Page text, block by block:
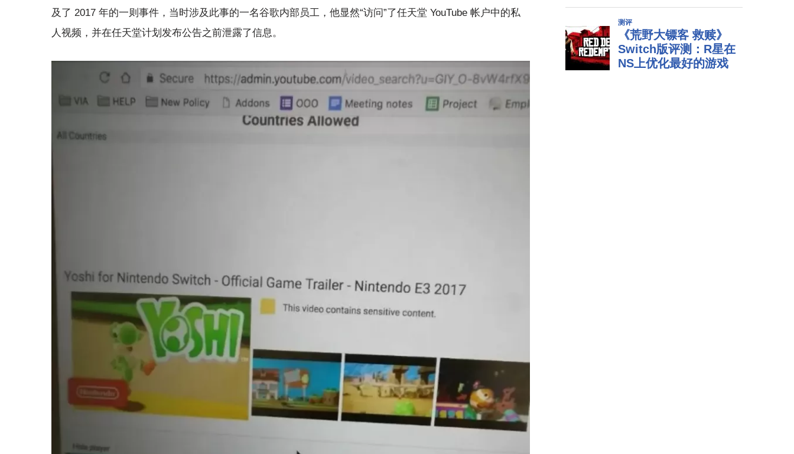
及了 2017 年的一则事件，当时涉及此事的一名谷歌内部员工，他显然“访问”了任天堂 YouTube 帐户中的私
人视频，并在任天堂计划发布公告之前泄露了信息。